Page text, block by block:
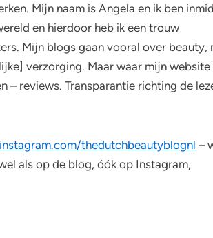
Mijn naam is Angela en ik ben
en hierdoor heb ik een trouw
Mijn blogs gaan vooral over beauty,
verzorging. Maar waar mijn website
– reviews. Transparantie richting de
instagram.com/thedutchbeautyblognl –
als op de blog, óók op Instagram,